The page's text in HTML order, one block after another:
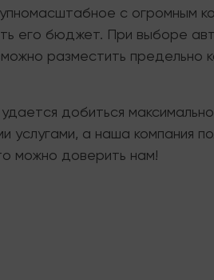
с огромным
его бюджет. При выборе
разместить предельно
добиться
а наша компания
можно доверить нам!